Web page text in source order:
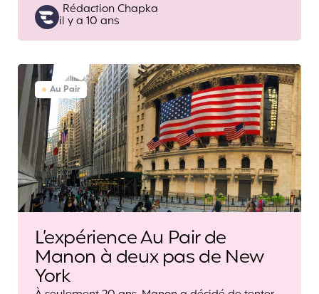
Posted
by
Rédaction Chapka
il y a 10 ans
Au Pair
L’expérience Au Pair de
Manon à deux pas de New
York